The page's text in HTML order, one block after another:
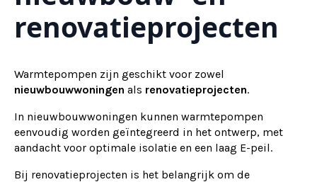
renovatieprojecten
Warmtepompen zijn geschikt voor zowel
nieuwbouwwoningen als renovatieprojecten.
In nieuwbouwwoningen kunnen warmtepompen
eenvoudig worden geïntegreerd in het ontwerp, met
aandacht voor optimale isolatie en een laag E-peil.
Bij renovatieprojecten is het belangrijk om de